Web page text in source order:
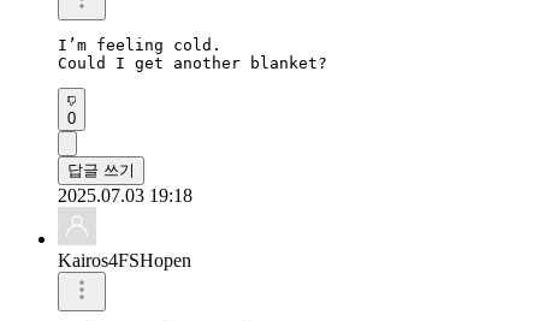
I’m feeling cold.
Could I get another blanket?
0
답글 쓰기
2025.07.03 19:18
Kairos4FSHopen